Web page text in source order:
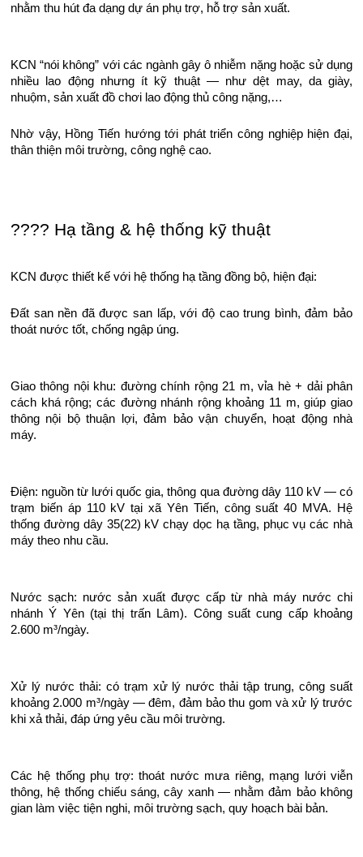
nhằm thu hút đa dạng dự án phụ trợ, hỗ trợ sản xuất.
KCN “nói không” với các ngành gây ô nhiễm nặng hoặc sử dụng
nhiều lao động nhưng ít kỹ thuật — như dệt may, da giày,
nhuộm, sản xuất đồ chơi lao động thủ công nặng,…
Nhờ vậy, Hồng Tiến hướng tới phát triển công nghiệp hiện đại,
thân thiện môi trường, công nghệ cao.
????️ Hạ tầng & hệ thống kỹ thuật
KCN được thiết kế với hệ thống hạ tầng đồng bộ, hiện đại:
Đất san nền đã được san lấp, với độ cao trung bình, đảm bảo
thoát nước tốt, chống ngập úng.
Giao thông nội khu: đường chính rộng 21 m, vỉa hè + dải phân
cách khá rộng; các đường nhánh rộng khoảng 11 m, giúp giao
thông nội bộ thuận lợi, đảm bảo vận chuyển, hoạt động nhà
máy.
Điện: nguồn từ lưới quốc gia, thông qua đường dây 110 kV — có
trạm biến áp 110 kV tại xã Yên Tiến, công suất 40 MVA. Hệ
thống đường dây 35(22) kV chạy dọc hạ tầng, phục vụ các nhà
máy theo nhu cầu.
Nước sạch: nước sản xuất được cấp từ nhà máy nước chi
nhánh Ý Yên (tại thị trấn Lâm). Công suất cung cấp khoảng
2.600 m³/ngày.
Xử lý nước thải: có trạm xử lý nước thải tập trung, công suất
khoảng 2.000 m³/ngày — đêm, đảm bảo thu gom và xử lý trước
khi xả thải, đáp ứng yêu cầu môi trường.
Các hệ thống phụ trợ: thoát nước mưa riêng, mạng lưới viễn
thông, hệ thống chiếu sáng, cây xanh — nhằm đảm bảo không
gian làm việc tiện nghi, môi trường sạch, quy hoạch bài bản.